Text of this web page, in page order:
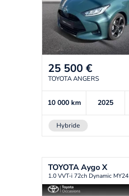
25 500 €
TOYOTA ANGERS
10 000 km 2025
Hybride
TOYOTAAygo X
1.0 VVT-i 72ch Dynamic MY24